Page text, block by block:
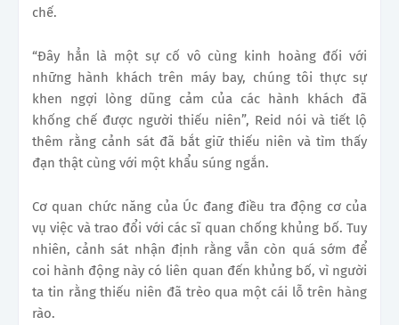
chế.
“Đây hẳn là một sự cố vô cùng kinh hoàng đối với
những hành khách trên máy bay, chúng tôi thực sự
khen ngợi lòng dũng cảm của các hành khách đã
khống chế được người thiếu niên”, Reid nói và tiết lộ
thêm rằng cảnh sát đã bắt giữ thiếu niên và tìm thấy
đạn thật cùng với một khẩu súng ngắn.
Cơ quan chức năng của Úc đang điều tra động cơ của
vụ việc và trao đổi với các sĩ quan chống khủng bố. Tuy
nhiên, cảnh sát nhận định rằng vẫn còn quá sớm để
coi hành động này có liên quan đến khủng bố, vì người
ta tin rằng thiếu niên đã trèo qua một cái lỗ trên hàng
rào.